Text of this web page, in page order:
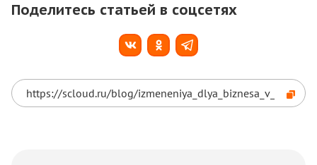
Поделитесь статьей в соцсетях